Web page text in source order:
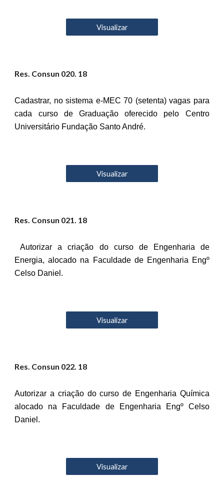
Visualizar
Res. Consun 020. 18
Cadastrar, no sistema e-MEC 70 (setenta) vagas para
cada curso de Graduação oferecido pelo Centro
Universitário Fundação Santo André.
Visualizar
Res. Consun 021. 18
Autorizar a criação do curso de Engenharia de
Energia, alocado na Faculdade de Engenharia Engº
Celso Daniel.
Visualizar
Res. Consun 022. 18
Autorizar a criação do curso de Engenharia Química
alocado na Faculdade de Engenharia Engº Celso
Daniel.
Visualizar